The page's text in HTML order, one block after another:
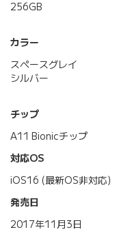
256GB
カラー
スペースグレイ
シルバー
チップ
A11 Bionicチップ
対応OS
iOS16 (最新OS非対応)
発売日
2017年11月3日